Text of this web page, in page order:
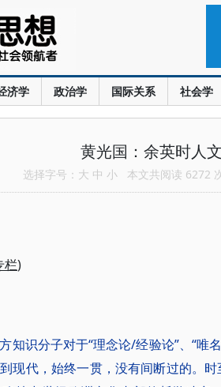
济学 政治学 国际关系 社会学
黄光国：余英时人
选择字号： 大 中 小 本文共阅读 6272
栏)
方知识分子对于“理念论/经验论”、“
现代，始终一贯，没有间断过的。